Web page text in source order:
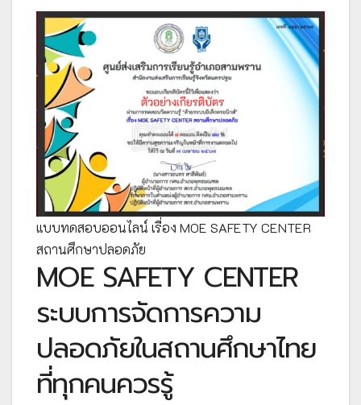
แบบทดสอบออนไลน์ เรื่อง MOE SAFETY CENTER
สถานศึกษาปลอดภัย
MOE SAFETY CENTER
ระบบการจัดการความ
ปลอดภัยในสถานศึกษาไทย
ที่ทุกคนควรรู้